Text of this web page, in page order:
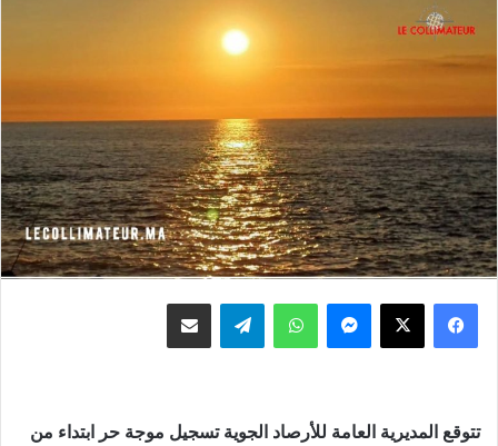
واتساب تيلقرام
تتوقع المديرية العامة للأرصاد الجوية تسجيل موجة حر ابتداء من